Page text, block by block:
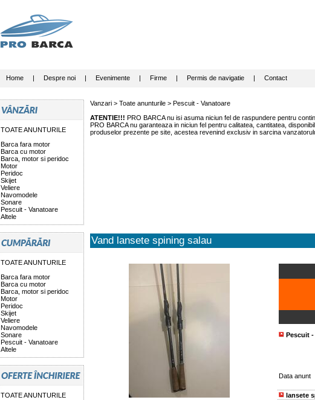
Home| Despre noi| Evenimente| Firme| Permis de navigatie| Contact
TOATE ANUNTURILE
Barca fara motor
Barca cu motor
Barca, motor si peridoc
Motor
Peridoc
Skijet
Veliere
Navomodele
Sonare
Pescuit - Vanatoare
Altele
TOATE ANUNTURILE
Barca fara motor
Barca cu motor
Barca, motor si peridoc
Motor
Peridoc
Skijet
Veliere
Navomodele
Sonare
Pescuit - Vanatoare
Altele
TOATE ANUNTURILE
Vanzari > Toate anunturile> Pescuit - Vanatoare
ATENTIE!!! PRO BARCA nu isi asuma niciun fel de raspundere pentru
PRO BARCA nu garanteaza in niciun fel pentru calitatea, cantitatea,
produselor prezente pe site, acestea revenind exclusiv in sarcina
Vand lansete spining salau
Pescuit -
Data anunt
lansete